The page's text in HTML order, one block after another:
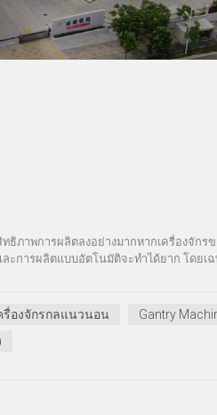
ธิภาพการผลิตลงอย่างมากหากเครื่องจักร
การผลิตแบบอัตโนมัติจะทำได้ยาก โดยเ
รื่องจักรกลแนวนอน
Gantry